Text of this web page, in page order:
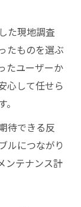
た現地調査
たものを選ぶ
たユーザーか
心して任せら
待できる反
ルにつながり
ンテナンス計